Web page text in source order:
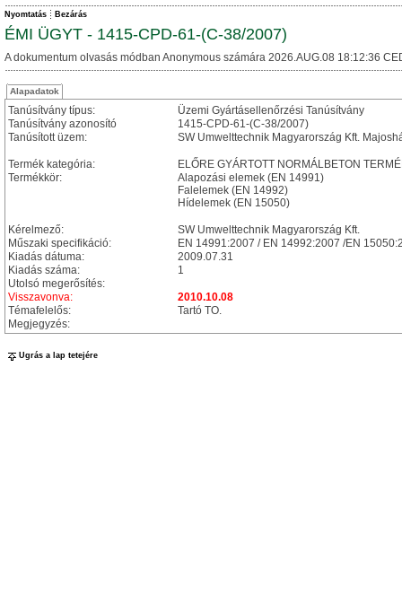
Nyomtatás Bezárás
ÉMI ÜGYT - 1415-CPD-61-(C-38/2007)
A dokumentum olvasás módban Anonymous számára 2026.AUG.08 18:12:36
Alapadatok
Tanúsítvány típus:
Üzemi Gyártásellenőrzési Tanúsítvány
Tanúsítvány azonosító
1415-CPD-61-(C-38/2007)
Tanúsított üzem:
SW Umwelttechnik Magyarország Kft.
Termék kategória:
ELŐRE GYÁRTOTT NORMÁLBETON
Termékkör:
Alapozási elemek (EN 14991)
Falelemek (EN 14992)
Hídelemek (EN 15050)
Kérelmező:
SW Umwelttechnik Magyarország Kft.
Műszaki specifikáció:
EN 14991:2007 / EN 14992:2007 /EN
Kiadás dátuma:
2009.07.31
Kiadás száma:
1
Utolsó megerősítés:
Visszavonva:
2010.10.08
Témafelelős:
Tartó TO.
Megjegyzés:
Ugrás a lap tetejére